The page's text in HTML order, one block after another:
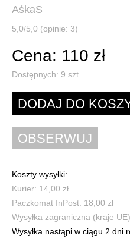
AśkaS
5,0/5,0 (opinie: 3)
Cena: 110 zł
Dostępnych: 9 szt.
Koszty wysyłki:
Kurier: 14,00 zł
Paczkomat InPost: 18,00 zł
Wysyłka zagraniczna (kraje
Wysyłka nastąpi w ciągu 2 dni